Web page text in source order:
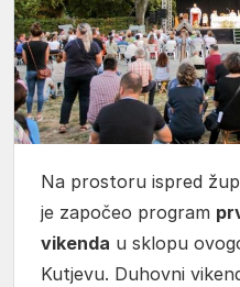
Na prostoru ispred
je započeo program
vikenda u sklopu
Kutjevu. Duhovni